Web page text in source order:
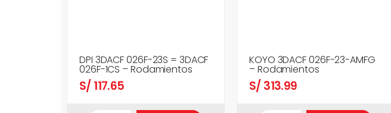
DPI 3DACF 026F-23S = 3DACF
026F-1CS – Rodamientos
S/ 117.65
KOYO 3DACF 026F-23-AMFG
– Rodamientos
S/ 313.99